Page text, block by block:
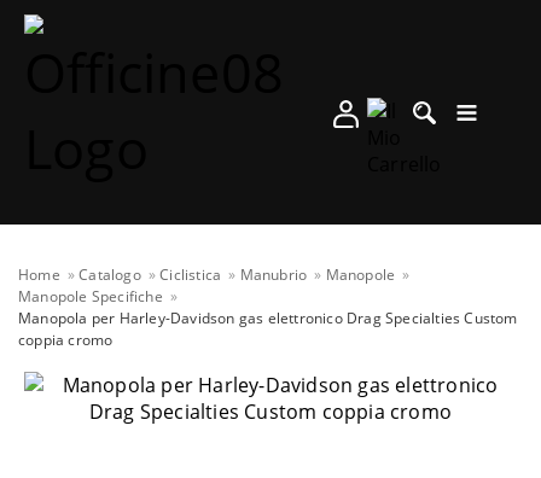
Home Catalogo Ciclistica Manubrio
Manopole
Manopole Specifiche
Manopola per Harley-Davidson gas elettronico Drag Specialties Custom
coppia cromo